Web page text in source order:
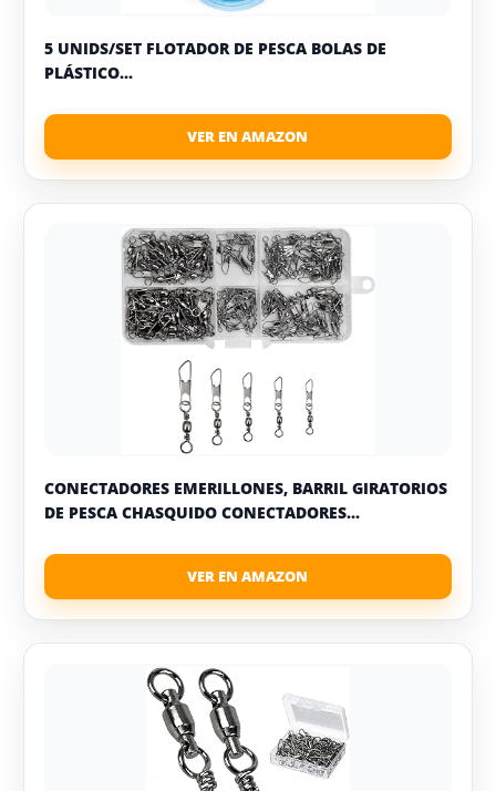
5 UNIDS/SET FLOTADOR DE PESCA BOLAS DE
PLÁSTICO...
CONECTADORES EMERILLONES, BARRIL GIRATORIOS
DE PESCA CHASQUIDO CONECTADORES...